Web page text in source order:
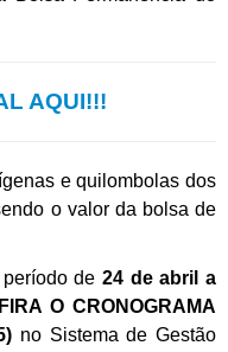
AQUI!!!
e quilombolas dos
o valor da bolsa de
período de24 de abril a
O CRONOGRAMA
no Sistema de Gestão